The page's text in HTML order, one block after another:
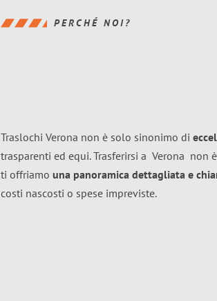
PERCHÉ NOI?
Traslochi Verona non è solo sinonimo di
trasparenti ed equi. Trasferirsi a Verona non
ti offriamo una panoramica dettagliata e
costi nascosti o spese impreviste.